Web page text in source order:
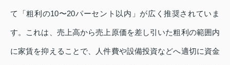
て「粗利の10〜20パーセント以内」が広く推奨されていま
す。これは、売上高から売上原価を差し引いた粗利の範囲内
に家賃を抑えることで、人件費や設備投資などへ適切に資金